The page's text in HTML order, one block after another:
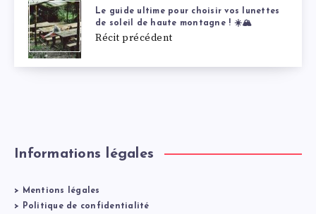
Le guide ultime pour choisir vos lunettes
de soleil de haute montagne ! ☀️🏔️
Récit précédent
Informations légales
>
Mentions légales
>
Politique de confidentialité